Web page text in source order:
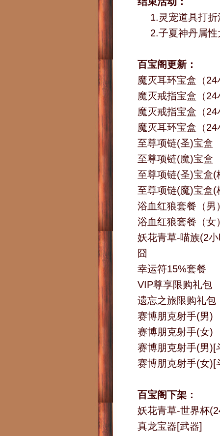
1.灵宠道具打折
2.子夏神丹属
百宝阁更新：
魔灭耳环宝盒（
魔灭戒指宝盒（
魔灭戒指宝盒（24
魔灭耳环宝盒（24
至尊项链(圣)宝盒
至尊项链(魔)宝盒
至尊项链(圣)宝盒(
至尊项链(魔)宝盒(
浴血红狼套餐（男
浴血红狼套餐（女
妖花青草-喵族(2
囧
幸运符15%套餐
VIP尊享限购礼包
遗忘之旅限购礼包
赛博朋克射手(男)
赛博朋克射手(女)
赛博朋克射手(男)[
赛博朋克射手(女)[
百宝阁下架：
妖花青草-世界杯
真龙宝器[武器]